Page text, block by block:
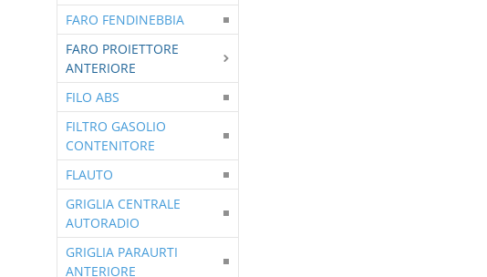
FARO FENDINEBBIA
FARO PROIETTORE
ANTERIORE
FILO ABS
FILTRO GASOLIO
CONTENITORE
FLAUTO
GRIGLIA CENTRALE
AUTORADIO
GRIGLIA PARAURTI
ANTERIORE